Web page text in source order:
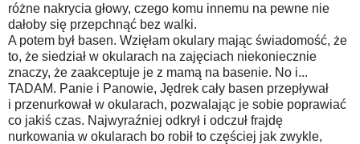
różne nakrycia głowy, czego komu innemu na pewne nie
dałoby się przepchnąć bez walki.
A potem był basen. Wzięłam okulary mając świadomość, że
to, że siedział w okularach na zajęciach niekoniecznie
znaczy, że zaakceptuje je z mamą na basenie. No i...
TADAM. Panie i Panowie, Jędrek cały basen przepływał
i przenurkował w okularach, pozwalając je sobie poprawiać
co jakiś czas. Najwyraźniej odkrył i odczuł frajdę
nurkowania w okularach bo robił to częściej jak zwykle,